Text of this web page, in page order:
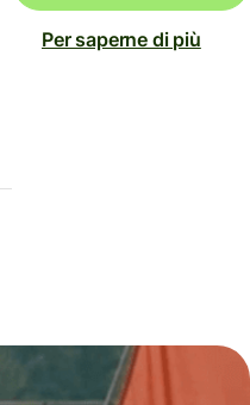
Per saperne di più